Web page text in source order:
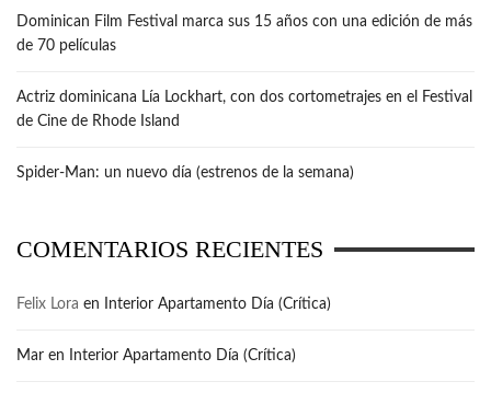
Dominican Film Festival marca sus 15 años con una edición de más
de 70 películas
Actriz dominicana Lía Lockhart, con dos cortometrajes en el Festival
de Cine de Rhode Island
Spider-Man: un nuevo día (estrenos de la semana)
COMENTARIOS RECIENTES
Felix Lora en Interior Apartamento Día (Crítica)
Mar en Interior Apartamento Día (Crítica)